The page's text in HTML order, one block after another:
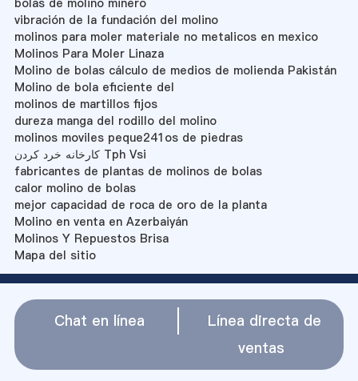
vibración de la fundación del molino
molinos para moler materiale no metalicos en mexico
Molinos Para Moler Linaza
Molino de bolas cálculo de medios de molienda Pakistán
Molino de bola eficiente del
molinos de martillos fijos
dureza manga del rodillo del molino
molinos moviles peque241os de piedras
کارخانه خرد کردن Tph Vsi
fabricantes de plantas de molinos de bolas
calor molino de bolas
mejor capacidad de roca de oro de la planta
Molino en venta en Azerbaiyán
Molinos Y Repuestos Brisa
Mapa del sitio
Chat en línea
Línea directa de
ventas